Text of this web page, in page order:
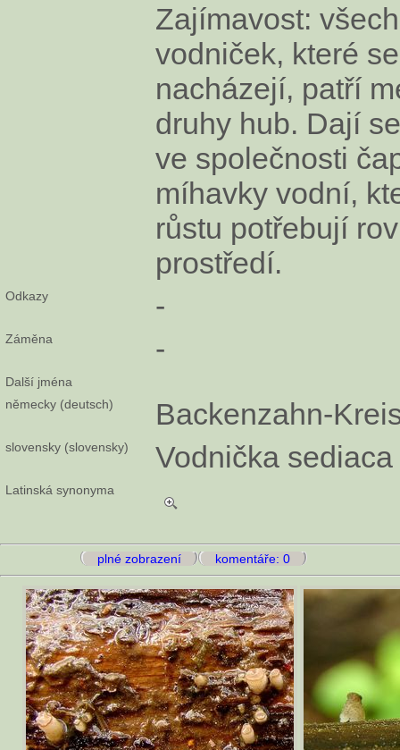
Zajímavost:
vodniček, které
nacházejí, patří
druhy hub. Dají
ve společnosti
míhavky vodní,
růstu potřebují
prostředí.
Odkazy -
Záměna -
Další jména
německy (deutsch)
Backenzahn-
slovensky (slovensky) Vodnička sediaca
Latinská synonyma